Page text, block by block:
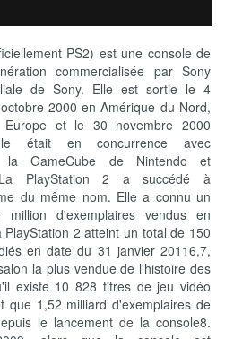
PS2) est une console de
commercialisée par Sony
de Sony. Elle est sortie le 4
2000 en Amérique du Nord,
et le 30 novembre 2000
était en concurrence avec
GameCube de Nintendo et
PlayStation 2 a succédé à
du même nom. Elle a connu un
d'exemplaires vendus en
2 atteint un total de 150
en date du 31 janvier 20116,7,
la plus vendue de l'histoire des
existe 10 828 titres de jeu vidéo
que 1,52 milliard d'exemplaires de
le lancement de la console8.